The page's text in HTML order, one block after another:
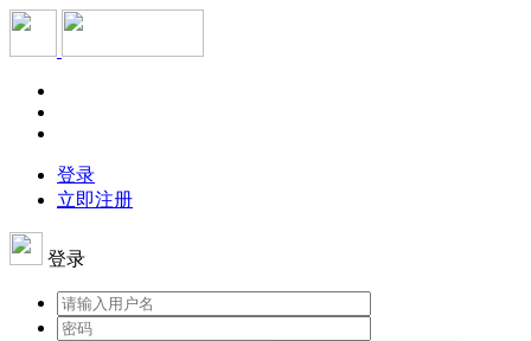
登录
立即注册
登录